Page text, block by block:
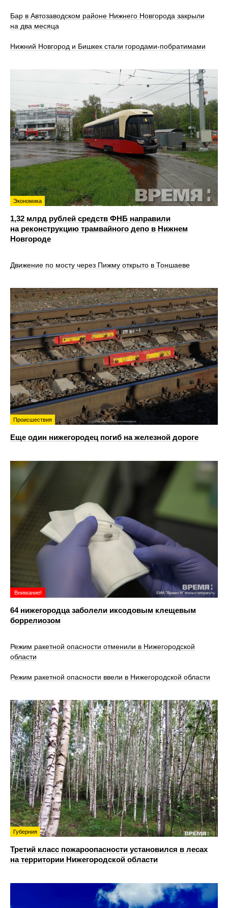
Бар в Автозаводском районе Нижнего Новгорода закрыли
на два месяца
Нижний Новгород и Бишкек стали городами-побратимами
Экономика
1,32 млрд рублей средств ФНБ направили
на реконструкцию трамвайного депо в Нижнем
Новгороде
Движение по мосту через Пижму открыто в Тоншаеве
Происшествия
Еще один нижегородец погиб на железной дороге
Внимание!
64 нижегородца заболели иксодовым клещевым
боррелиозом
Режим ракетной опасности отменили в Нижегородской
области
Режим ракетной опасности ввели в Нижегородской области
Губерния
Третий класс пожароопасности установился в лесах
на территории Нижегородской области